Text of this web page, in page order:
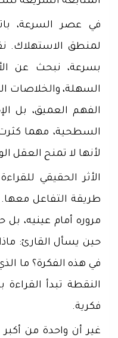
في عصر السرعة،
لمنطق الاستهلاك.
بسرعة، نبحث عن
السهلة، والخلاصات
الفهم العميق، بل
السطحية، مهما
لأنها لا تمنح العقل
الأثر الحقيقي
طريقة التفاعل
مروره أمام عينيه،
حين يسأل القارئ:
في هذه الفكرة؟ ما
النقطة تبدأ
فكرية.
غير أن واحدة من